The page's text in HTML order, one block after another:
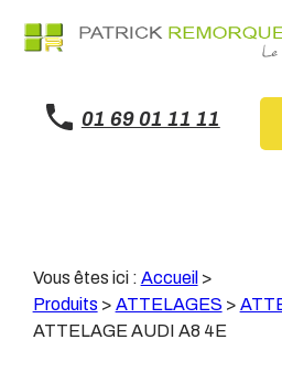
01 69 01 11 11
Vous êtes ici : Accueil >
Produits > ATTELAGES >
ATTELAGE AUDI A8 4E